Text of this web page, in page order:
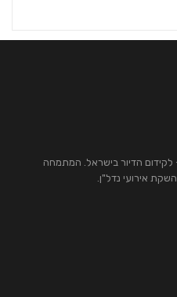
הדיור בישראל. המתמחה
אירועי נדל"ן.